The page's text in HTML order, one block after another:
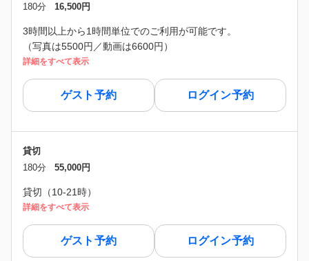
180分
16,500円
3時間以上から1時間単位でのご利用が可能です。
（写真は5500円／動画は6600円）
詳細をすべて表示
ゲスト予約 ログイン予約
貸切
180分
55,000円
貸切（10-21時）
詳細をすべて表示
ゲスト予約 ログイン予約